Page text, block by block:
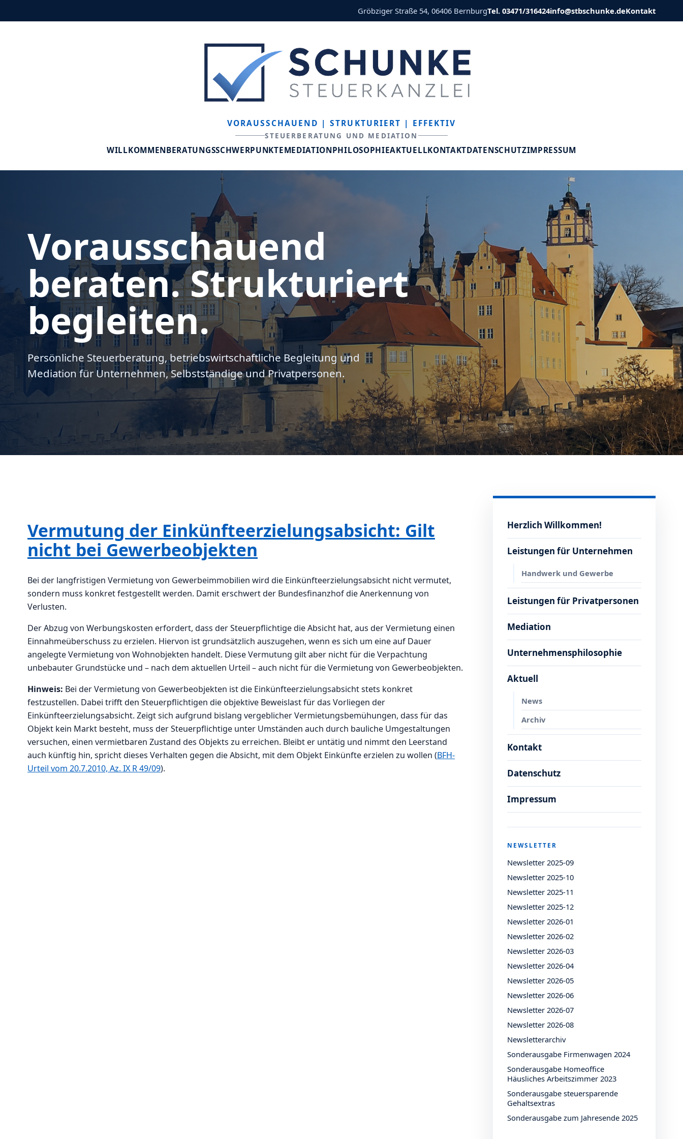
Gröbziger Straße 54, 06406 BernburgTel. 03471/316424info@stbschunke.deKontakt
VORAUSSCHAUEND | STRUKTURIERT | EFFEKTIV
STEUERBERATUNG UND MEDIATION
WILLKOMMENBERATUNGSSCHWERPUNKTEMEDIATIONPHILOSOPHIEAKTUELLKONTAKTDATENSCHUTZIMPRESSUM
Vorausschauend
beraten. Strukturiert
begleiten.
Persönliche Steuerberatung, betriebswirtschaftliche Begleitung und
Mediation für Unternehmen, Selbstständige und Privatpersonen.
Vermutung der Einkünfteerzielungsabsicht: Gilt
nicht bei Gewerbeobjekten
Bei der langfristigen Vermietung von Gewerbeimmobilien wird die Einkünfteerzielungsabsicht nicht vermutet,
sondern muss konkret festgestellt werden. Damit erschwert der Bundesfinanzhof die Anerkennung von
Verlusten.
Der Abzug von Werbungskosten erfordert, dass der Steuerpflichtige die Absicht hat, aus der Vermietung einen
Einnahmeüberschuss zu erzielen. Hiervon ist grundsätzlich auszugehen, wenn es sich um eine auf Dauer
angelegte Vermietung von Wohnobjekten handelt. Diese Vermutung gilt aber nicht für die Verpachtung
unbebauter Grundstücke und – nach dem aktuellen Urteil – auch nicht für die Vermietung von Gewerbeobjekten.
Hinweis: Bei der Vermietung von Gewerbeobjekten ist die Einkünfteerzielungsabsicht stets konkret
festzustellen. Dabei trifft den Steuerpflichtigen die objektive Beweislast für das Vorliegen der
Einkünfteerzielungsabsicht. Zeigt sich aufgrund bislang vergeblicher Vermietungsbemühungen, dass für das
Objekt kein Markt besteht, muss der Steuerpflichtige unter Umständen auch durch bauliche Umgestaltungen
versuchen, einen vermietbaren Zustand des Objekts zu erreichen. Bleibt er untätig und nimmt den Leerstand
auch künftig hin, spricht dieses Verhalten gegen die Absicht, mit dem Objekt Einkünfte erzielen zu wollen (BFH-
Urteil vom 20.7.2010, Az. IX R 49/09).
Herzlich Willkommen!
Leistungen für Unternehmen
Handwerk und Gewerbe
Leistungen für Privatpersonen
Mediation
Unternehmensphilosophie
Aktuell
News
Archiv
Kontakt
Datenschutz
Impressum
NEWSLETTER
Newsletter 2025-09
Newsletter 2025-10
Newsletter 2025-11
Newsletter 2025-12
Newsletter 2026-01
Newsletter 2026-02
Newsletter 2026-03
Newsletter 2026-04
Newsletter 2026-05
Newsletter 2026-06
Newsletter 2026-07
Newsletter 2026-08
Newsletterarchiv
Sonderausgabe Firmenwagen 2024
Sonderausgabe Homeoffice
Häusliches Arbeitszimmer 2023
Sonderausgabe steuersparende
Gehaltsextras
Sonderausgabe zum Jahresende 2025